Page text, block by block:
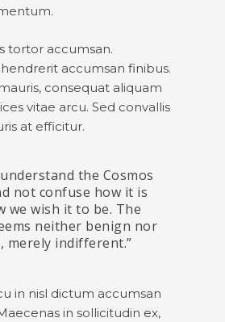
tortor accumsan.
accumsan finibus.
consequat aliquam
vitae arcu. Sed convallis
at efficitur.
the Cosmos
not confuse how it is
we wish it to be. The
neither benign nor
merely indifferent.”
in nisl dictum accumsan
in sollicitudin ex,